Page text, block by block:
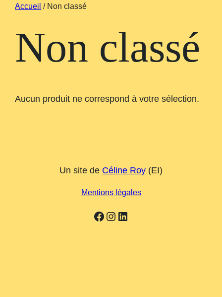
Accueil / Non classé
Non classé
Aucun produit ne correspond à votre sélection.
Un site de Céline Roy (EI)
Mentions légales
Facebook
Instagram
LinkedIn